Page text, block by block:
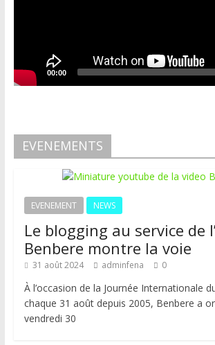
00:00
EVENEMENTS
EVENEMENT NEWS
Le blogging au service de
Benbere montre la voie
31 août 2024 adminfena 0
À l’occasion de la Journée Internationale
chaque 31 août depuis 2005, Benbere a
vendredi 30